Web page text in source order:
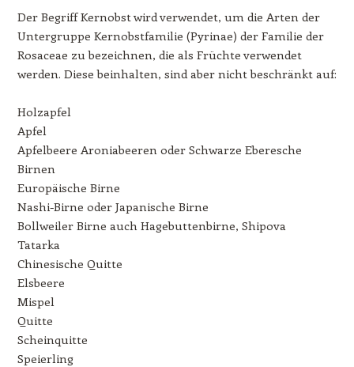
Der Begriff Kernobst wird verwendet, um die Arten der
Untergruppe Kernobstfamilie (Pyrinae) der Familie der
Rosaceae zu bezeichnen, die als Früchte verwendet
werden. Diese beinhalten, sind aber nicht beschränkt auf:
Holzapfel
Apfel
Apfelbeere Aroniabeeren oder Schwarze Eberesche
Birnen
Europäische Birne
Nashi-Birne oder Japanische Birne
Bollweiler Birne auch Hagebuttenbirne, Shipova
Tatarka
Chinesische Quitte
Elsbeere
Mispel
Quitte
Scheinquitte
Speierling